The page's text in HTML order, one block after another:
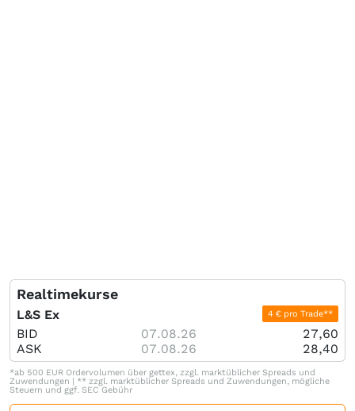
Realtimekurse
L&S Ex 4 € pro Trade**
BID 07.08.26
27,60
ASK
07.08.26 28,40
*ab 500 EUR Ordervolumen über gettex, zzgl. marktüblicher Spreads und
Zuwendungen | ** zzgl. marktüblicher Spreads und Zuwendungen, mögliche
Steuern und ggf. SEC Gebühr